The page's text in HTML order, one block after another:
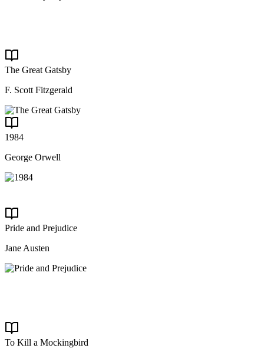
The Great Gatsby
F. Scott Fitzgerald
1984
George Orwell
Pride and Prejudice
Jane Austen
To Kill a Mockingbird